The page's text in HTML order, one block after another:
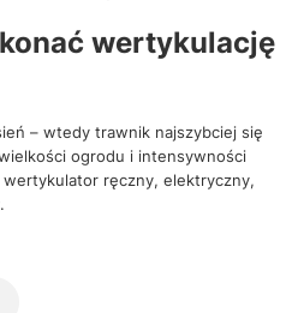
wertykulację
– wtedy trawnik najszybciej się
ogrodu i intensywności
ręczny, elektryczny,